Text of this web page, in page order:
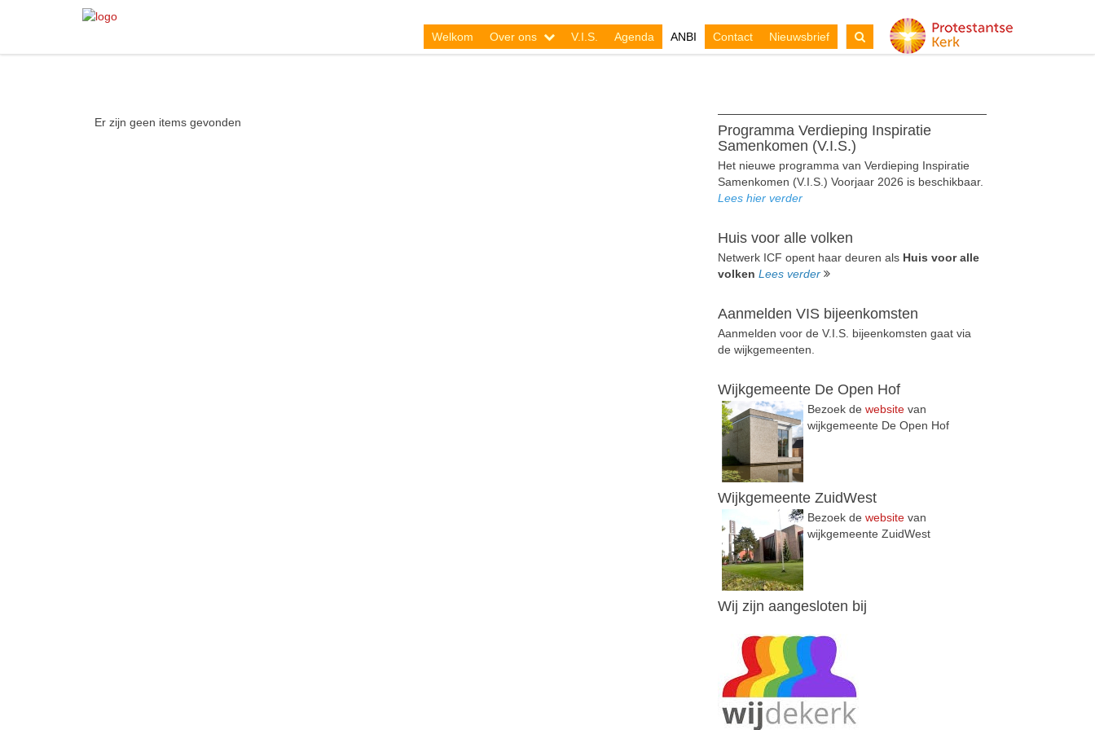
Welkom Over ons V.I.S. Agenda ANBI Contact Nieuwsbrief
Er zijn geen items gevonden
Programma Verdieping Inspiratie
Samenkomen (V.I.S.)
Het nieuwe programma van Verdieping Inspiratie
Samenkomen (V.I.S.) Voorjaar 2026 is beschikbaar.
Lees hier verder
Huis voor alle volken
Netwerk ICF opent haar deuren als Huis voor alle
volkenLees verder
Aanmelden VIS bijeenkomsten
Aanmelden voor de V.I.S. bijeenkomsten gaat via
de wijkgemeenten.
Wijkgemeente De Open Hof
Bezoek dewebsite van
wijkgemeente De Open Hof
Wijkgemeente ZuidWest
Bezoek dewebsite van
wijkgemeente ZuidWest
Wij zijn aangesloten bij